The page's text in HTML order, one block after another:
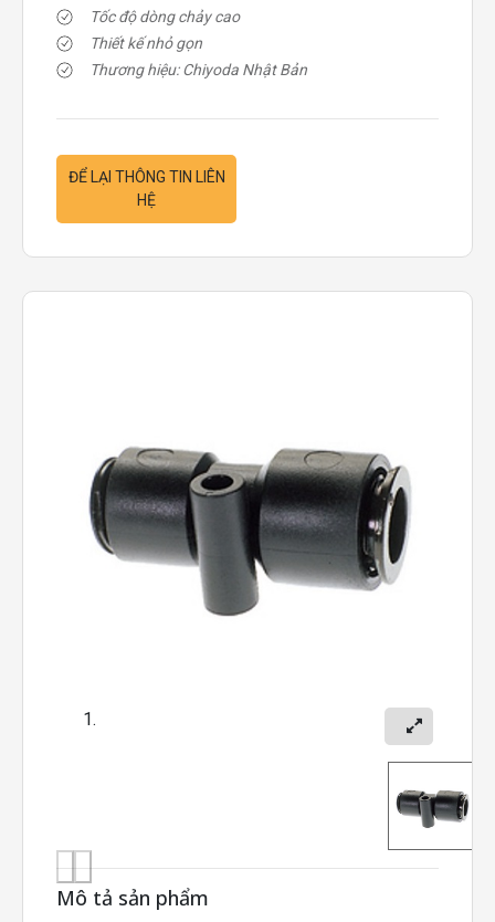
Mô tả sản phẩm
Tốc độ dòng chảy cao
Thiết kế nhỏ gọn
Thương hiệu: Chiyoda Nhật Bản
ĐỂ LẠI THÔNG TIN LIÊN
HỆ